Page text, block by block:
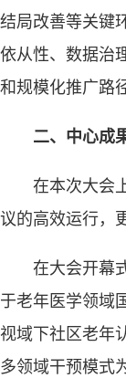
结局改善等关键
依从性、数据治
和规模化推广路
二、中心成
在本次大会
议的高效运行，
在大会开幕
于老年医学领域
视域下社区老年
多领域干预模式